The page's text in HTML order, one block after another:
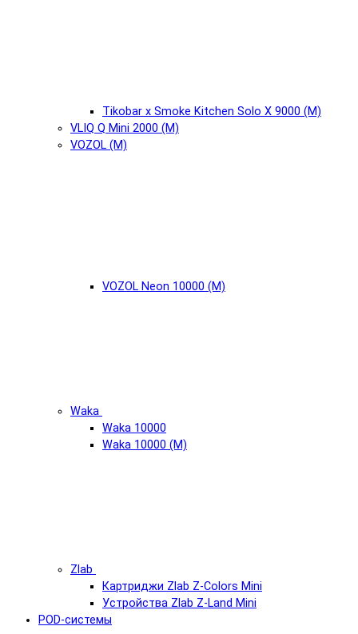
Tikobar x Smoke Kitchen Solo X 9000 (М)
VLIQ Q Mini 2000 (М)
VOZOL (М)
VOZOL Neon 10000 (М)
Waka
Waka 10000
Waka 10000 (М)
Zlab
Картриджи Zlab Z-Colors Mini
Устройства Zlab Z-Land Mini
POD-системы